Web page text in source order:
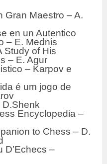
Gran Maestro – A.
en un Autentico
– E. Mednis
Study of His
– E. Agur
– Karpov e
é um jogo de
Encyclopedia –
to Chess – D.
–